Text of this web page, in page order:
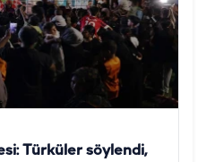
Türküler söylendi,